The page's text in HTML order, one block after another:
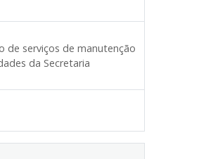
de serviços de manutenção
da Secretaria